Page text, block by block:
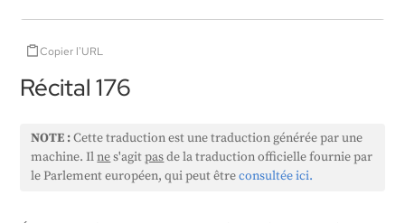
Copier l'URL
Récital 176
NOTE :Cette traduction est une traduction générée par une
machine. Ilnes'agitpasde la traduction officielle fournie par
le Parlement européen, qui peut êtreconsultée ici.